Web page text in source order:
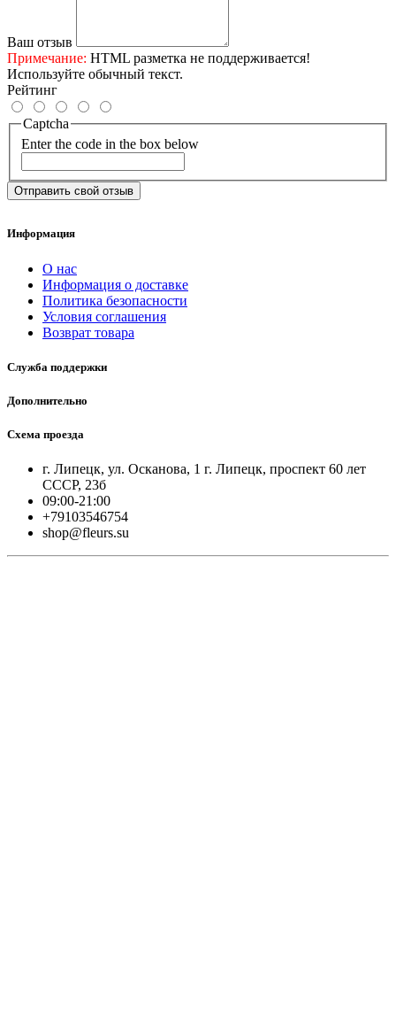
Ваш отзыв
Примечание: HTML разметка не поддерживается!
Используйте обычный текст.
Рейтинг
Captcha
Enter the code in the box below
Отправить свой отзыв
Информация
О нас
Информация о доставке
Политика безопасности
Условия соглашения
Возврат товара
Служба поддержки
Дополнительно
Схема проезда
г. Липецк, ул. Осканова, 1 г. Липецк, проспект 60 лет
СССР, 23б
09:00-21:00
+79103546754
shop@fleurs.su